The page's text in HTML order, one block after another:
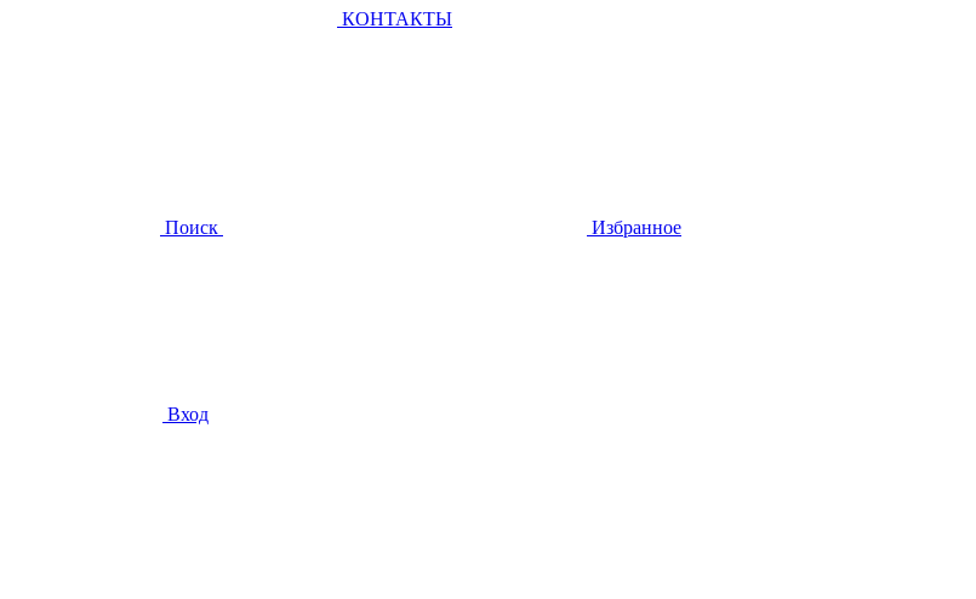
КОНТАКТЫ
Поиск Избранное
Вход